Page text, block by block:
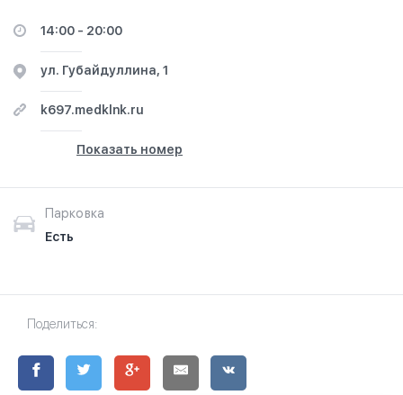
14:00 - 20:00
ул. Губайдуллина, 1
k697.medklnk.ru
Показать номер
Парковка
Есть
Поделиться: